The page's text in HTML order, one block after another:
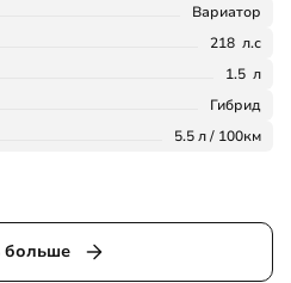
Вариатор
218 л.с
1.5 л
Гибрид
5.5 л / 100км
больше